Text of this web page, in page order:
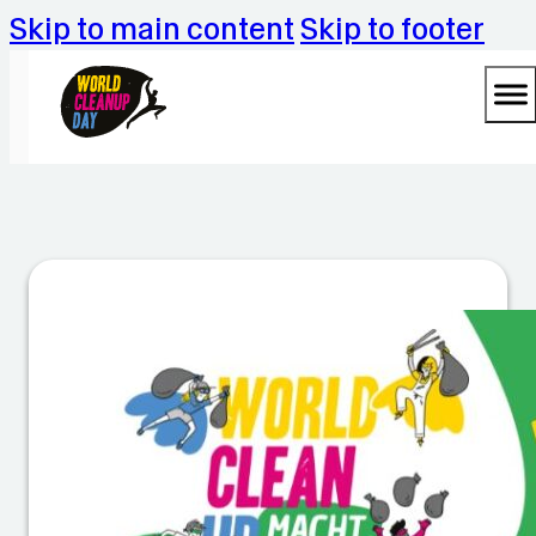
Skip to main content Skip to footer
K
S
tz